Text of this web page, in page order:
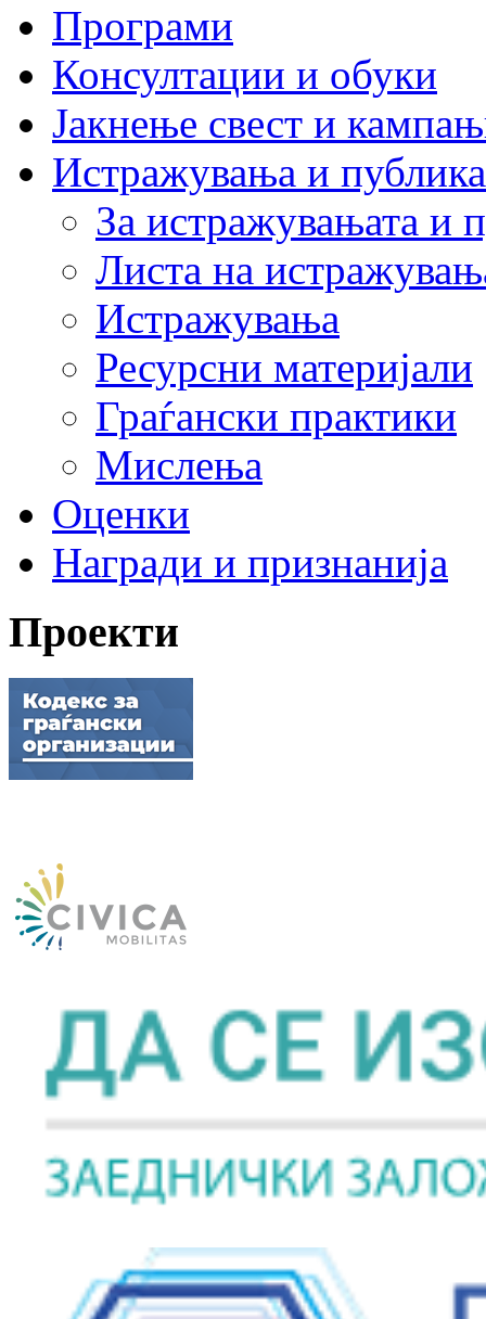
Програми
Консултации и обуки
Јакнење свест и
Истражувања и
За истражувањата и
Листа на
Истражувања
Ресурсни материјали
Граѓански практики
Мислења
Оценки
Награди и признанија
Проекти